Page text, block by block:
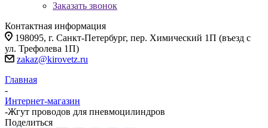
Заказать звонок
Контактная информация
198095, г. Санкт-Петербург, пер. Химический 1П (въезд с
ул. Трефолева 1П)
zakaz@kirovetz.ru
Главная
-
Интернет-магазин
-Жгут проводов для пневмоцилиндров
Поделиться